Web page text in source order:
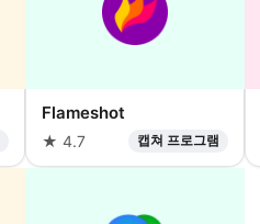
Flameshot
★ 4.7 캡쳐 프로그램